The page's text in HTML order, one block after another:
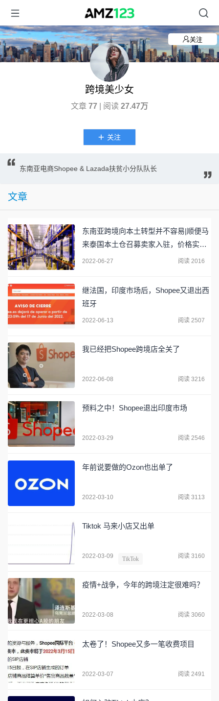
关注
跨境美少女
文章 77 | 阅读 27.47万
关注
东南亚电商Shopee & Lazada扶贫小分队队长
文章
东南亚跨境向本土转型并不容易|顺便马
来泰国本土仓召募卖家入驻，价格实惠
多多
2022-06-27 阅读 2016
继法国，印度市场后，Shopee又退出西
班牙
2022-06-13 阅读 2507
我已经把Shopee跨境店全关了
2022-06-08 阅读 3216
预料之中！Shopee退出印度市场
2022-03-29 阅读 2546
年前说要做的Ozon也出单了
2022-03-10 阅读 3113
Tiktok 马来小店又出单
2022-03-09 TikTok 阅读 3160
疫情+战争，今年的跨境注定很难吗？
2022-03-08 阅读 3060
太卷了！Shopee又多一笔收费项目
2022-03-07 阅读 2491